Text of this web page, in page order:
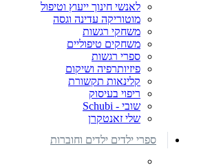
לאנשי חינוך ייעוץ וטיפול
מוטוריקה עדינה וגסה
משחקי רגשות
משחקים טיפוליים
ספרי רגשות
פיזיותרפיה ושיקום
קלינאות תקשורת
ריפוי בעיסוק
שובי - Schubi
שלי זאנטקרן
ספרי ילדים ילדים וחוברות